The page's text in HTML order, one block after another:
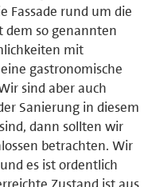
Fassade rund um die
dem so genannten
mit
gastronomische
sind aber auch
Sanierung in diesem
dann sollten wir
betrachten. Wir
es ist ordentlich
Zustand ist aus